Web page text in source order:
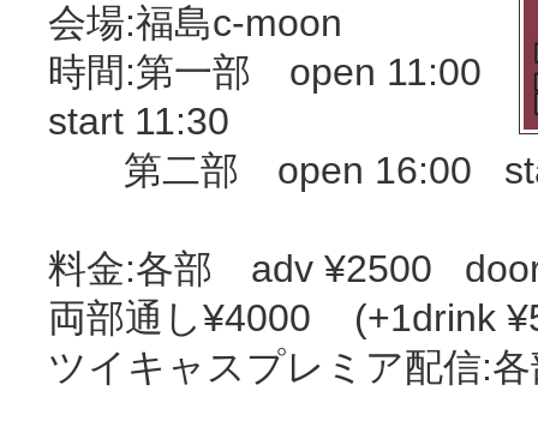
会場:福島c-moon
時間:第一部 open 11:00
start 11:30
第二部 open 16:00
料金:各部 adv ¥2500
両部通し¥4000 (+1drink
ツイキャスプレミア配信: